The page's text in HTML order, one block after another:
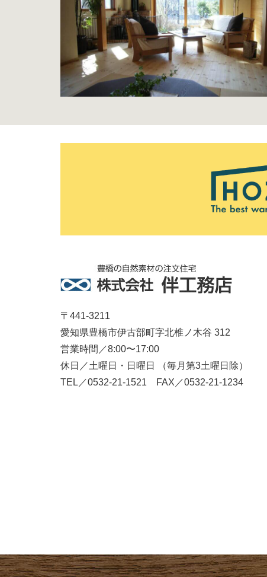
〒441-3211
愛知県豊橋市伊古部町字北椎ノ木谷 312
営業時間／8:00〜17:00
休日／土曜日・日曜日 （毎月第3土曜日除）
TEL／0532-21-1521 FAX／0532-21-1234